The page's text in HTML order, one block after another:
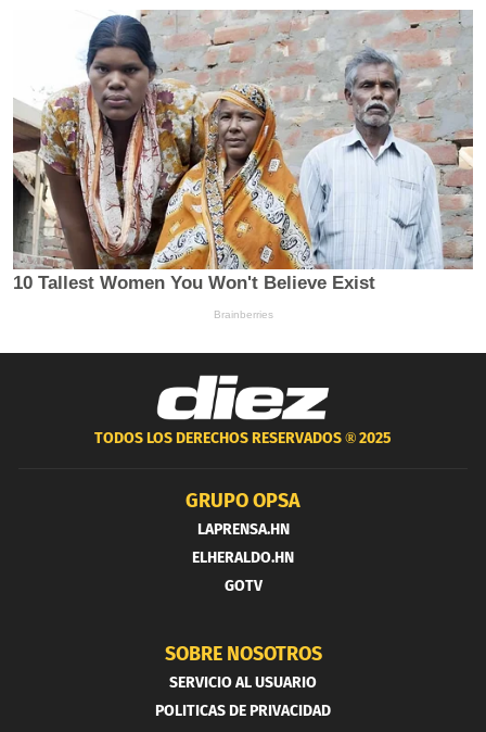
TODOS LOS DERECHOS RESERVADOS ®2025
GRUPO OPSA
LAPRENSA.HN
ELHERALDO.HN
GOTV
SOBRE NOSOTROS
SERVICIO AL USUARIO
POLITICAS DE PRIVACIDAD